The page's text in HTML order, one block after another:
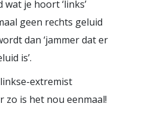
je hoort ‘links’
geen rechts geluid
dan ‘jammer dat er
is’.
extremist
zo is het nou eenmaal!